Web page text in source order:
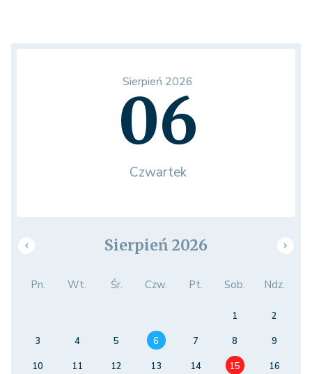
Sierpień 2026
06
Czwartek
Sierpień 2026
Pn. Wt. Śr. Czw. Pt. Sob. Ndz.
1
2
3
4 5 6 7 8
9
10
11 12 13 14 15
16